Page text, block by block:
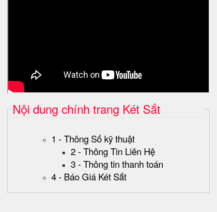
Nội dung chính trang Két Sắt
1 - Thông Số kỹ thuật
2 - Thông Tin Liên Hệ
3 - Thông tin thanh toán
4 - Báo Giá Két Sắt